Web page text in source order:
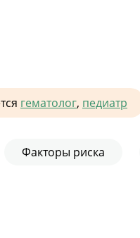
гематолог, педиатр
Факторы риска
Заболевания
Акции